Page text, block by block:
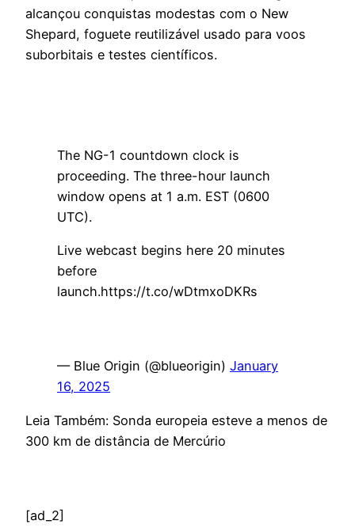
alcançou conquistas modestas com o New
Shepard, foguete reutilizável usado para voos
suborbitais e testes científicos.
The NG-1 countdown clock is
proceeding. The three-hour launch
window opens at 1 a.m. EST (0600
UTC).
Live webcast begins here 20 minutes
before
launch.https://t.co/wDtmxoDKRs
— Blue Origin (@blueorigin) January
16, 2025
Leia Também: Sonda europeia esteve a menos de
300 km de distância de Mercúrio
[ad_2]